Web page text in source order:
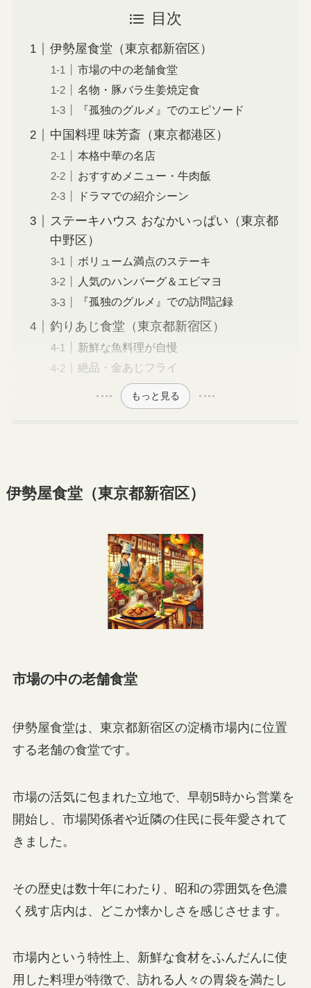
目次
伊勢屋食堂（東京都新宿区）
市場の中の老舗食堂
名物・豚バラ生姜焼定食
『孤独のグルメ』でのエピソード
中国料理 味芳斎（東京都港区）
本格中華の名店
おすすめメニュー・牛肉飯
ドラマでの紹介シーン
ステーキハウス おなかいっぱい（東京都
中野区）
ボリューム満点のステーキ
人気のハンバーグ＆エビマヨ
『孤独のグルメ』での訪問記録
釣りあじ食堂（東京都新宿区）
新鮮な魚料理が自慢
絶品・金あじフライ
もっと見る
伊勢屋食堂（東京都新宿区）
市場の中の老舗食堂
伊勢屋食堂は、東京都新宿区の淀橋市場内に位置
する老舗の食堂です。
市場の活気に包まれた立地で、早朝5時から営業を
開始し、市場関係者や近隣の住民に長年愛されて
きました。
その歴史は数十年にわたり、昭和の雰囲気を色濃
く残す店内は、どこか懐かしさを感じさせます。
市場内という特性上、新鮮な食材をふんだんに使
用した料理が特徴で、訪れる人々の胃袋を満たし